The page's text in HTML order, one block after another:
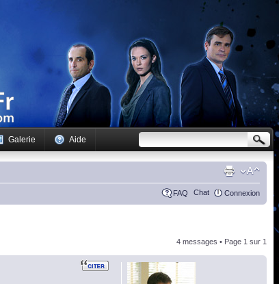
Galerie Aide
FAQ Chat Connexion
4 messages • Page 1 sur 1